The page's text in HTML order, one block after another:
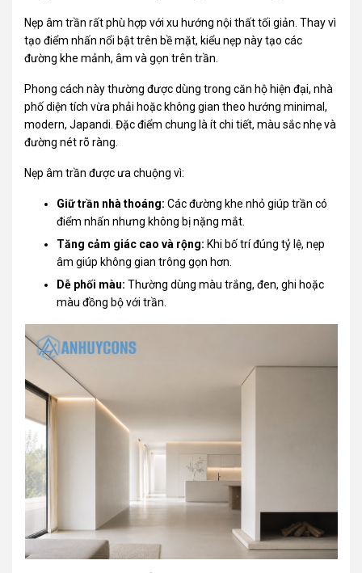
Nẹp âm trần rất phù hợp với xu hướng nội thất tối giản. Thay vì
tạo điểm nhấn nổi bật trên bề mặt, kiểu nẹp này tạo các
đường khe mảnh, âm và gọn trên trần.
Phong cách này thường được dùng trong căn hộ hiện đại, nhà
phố diện tích vừa phải hoặc không gian theo hướng minimal,
modern, Japandi. Đặc điểm chung là ít chi tiết, màu sắc nhẹ và
đường nét rõ ràng.
Nẹp âm trần được ưa chuộng vì:
Giữ trần nhà thoáng: Các đường khe nhỏ giúp trần có
điểm nhấn nhưng không bị nặng mắt.
Tăng cảm giác cao và rộng: Khi bố trí đúng tỷ lệ, nẹp
âm giúp không gian trông gọn hơn.
Dễ phối màu: Thường dùng màu trắng, đen, ghi hoặc
màu đồng bộ với trần.